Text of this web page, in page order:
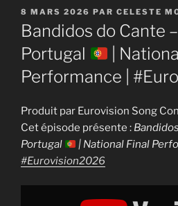
PUBLIÉ
LE
8 MARS 2026 PAR CELESTE
Bandidos do Cante –
Portugal
|
Performance |
Produit par Eurovision Song
Cet épisode présente :
Portugal
| National Final
#Eurovision2026
Display